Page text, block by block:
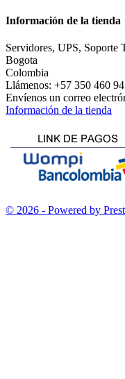
Información de la tienda
Servidores, UPS, Soporte
Bogota
Colombia
Llámenos: +57 350 460
Envíenos un correo
Información de la tienda
© 2026 - Powered by